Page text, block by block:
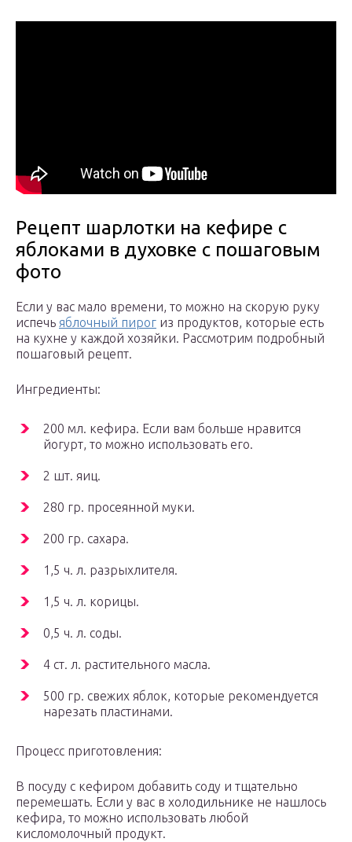
Рецепт шарлотки на кефире с
яблоками в духовке с пошаговым
фото
Если у вас мало времени, то можно на скорую руку
испечь яблочный пирог из продуктов, которые есть
на кухне у каждой хозяйки. Рассмотрим подробный
пошаговый рецепт.
Ингредиенты:
200 мл. кефира. Если вам больше нравится
йогурт, то можно использовать его.
2 шт. яиц.
280 гр. просеянной муки.
200 гр. сахара.
1,5 ч. л. разрыхлителя.
1,5 ч. л. корицы.
0,5 ч. л. соды.
4 ст. л. растительного масла.
500 гр. свежих яблок, которые рекомендуется
нарезать пластинами.
Процесс приготовления:
В посуду с кефиром добавить соду и тщательно
перемешать. Если у вас в холодильнике не нашлось
кефира, то можно использовать любой
кисломолочный продукт.